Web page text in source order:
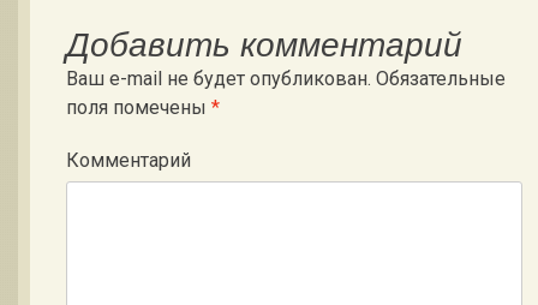
Добавить комментарий
Ваш e-mail не будет опубликован. Обязательные
поля помечены *
Комментарий